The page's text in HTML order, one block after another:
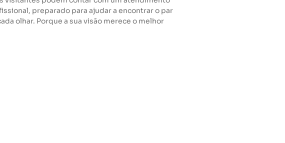
preparado para ajudar a encontrar o par
olhar. Porque a sua visão merece o melhor